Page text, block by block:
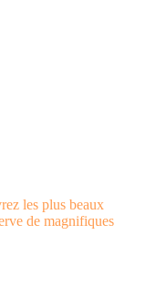
les plus beaux
de magnifiques